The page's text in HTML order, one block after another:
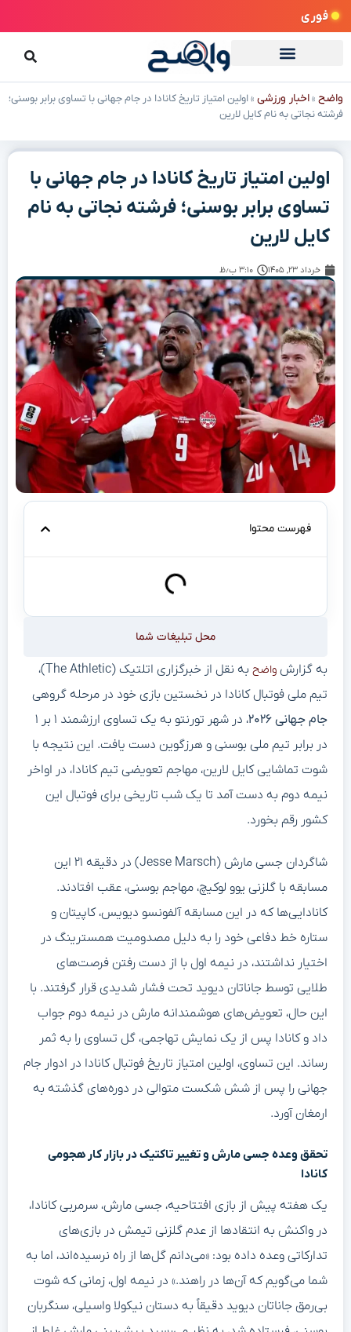
فوری
واضح »اخبار ورزشی »اولین امتیاز تاریخ کانادا در جام جهانی با تساوی برابر بوسنی؛
فرشته نجاتی به نام کایل لارین
اولین امتیاز تاریخ کانادا در جام جهانی با
تساوی برابر بوسنی؛ فرشته نجاتی به نام
کایل لارین
خرداد ۲۳, ۱۴۰۵ ۳:۱۰ ب٫ظ
فهرست محتوا
محل تبلیغات شما
به گزارش واضح
به نقل از خبرگزاری اتلتیک (The Athletic)،
تیم ملی فوتبال کانادا در نخستین بازی خود در مرحله گروهی
جام جهانی ۲۰۲۶
، در شهر تورنتو به یک تساوی ارزشمند ۱ بر ۱
در برابر تیم ملی بوسنی و هرزگوین دست یافت. این نتیجه با
شوت تماشایی کایل لارین، مهاجم تعویضی تیم کانادا، در اواخر
نیمه دوم به دست آمد تا یک شب تاریخی برای فوتبال این
کشور رقم بخورد.
شاگردان جسی مارش (Jesse Marsch) در دقیقه ۲۱ این
مسابقه با گلزنی یوو لوکیچ، مهاجم بوسنی، عقب افتادند.
کانادایی‌ها که در این مسابقه آلفونسو دیویس، کاپیتان و
ستاره خط دفاعی خود را به دلیل مصدومیت همسترینگ در
اختیار نداشتند، در نیمه اول با از دست رفتن فرصت‌های
طلایی توسط جاناتان دیوید تحت فشار شدیدی قرار گرفتند. با
این حال، تعویض‌های هوشمندانه مارش در نیمه دوم جواب
داد و کانادا پس از یک نمایش تهاجمی، گل تساوی را به ثمر
رساند. این تساوی، اولین امتیاز تاریخ فوتبال کانادا در ادوار جام
جهانی را پس از شش شکست متوالی در دوره‌های گذشته به
ارمغان آورد.
تحقق وعده جسی مارش و تغییر تاکتیک در بازار کار هجومی
کانادا
یک هفته پیش از بازی افتتاحیه، جسی مارش، سرمربی کانادا،
در واکنش به انتقادها از عدم گلزنی تیمش در بازی‌های
تدارکاتی وعده داده بود: «می‌دانم گل‌ها از راه نرسیده‌اند، اما به
شما می‌گویم که آن‌ها در راهند.» در نیمه اول، زمانی که شوت
بی‌رمق جاناتان دیوید دقیقاً به دستان نیکولا واسیلی، سنگربان